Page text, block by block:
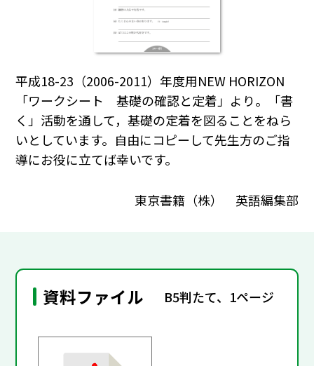
平成18-23（2006-2011）年度用NEW HORIZON
「ワークシート 基礎の確認と定着」より。「書
く」活動を通して，基礎の定着を図ることをねら
いとしています。自由にコピーして先生方のご指
導にお役に立てば幸いです。
東京書籍（株） 英語編集部
資料ファイル B5判たて、1ページ